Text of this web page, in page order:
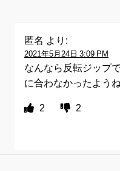
匿名 より:
2021年5月24日 3:09 PM
なんなら反転ジップ
に合わなかったようね
2 2